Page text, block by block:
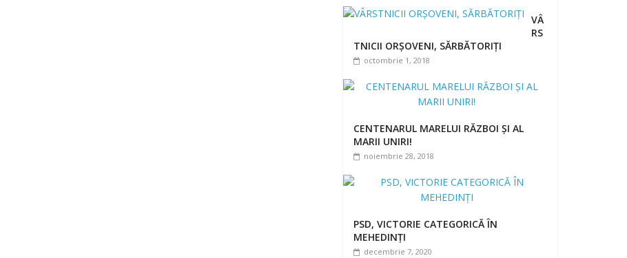
VÂ
RS
TNICII ORȘOVENI, SĂRBĂTORIȚI
octombrie 1, 2018
CENTENARUL MARELUI RĂZBOI ȘI AL
MARII UNIRI!
noiembrie 28, 2018
PSD, VICTORIE CATEGORICĂ ÎN
MEHEDINȚI
decembrie 7, 2020